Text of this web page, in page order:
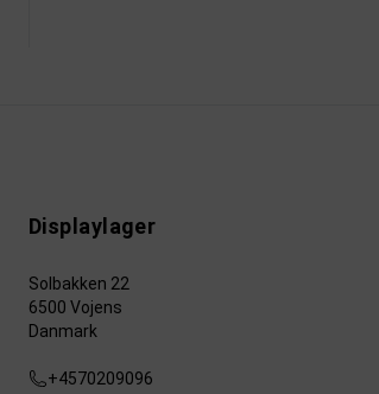
Displaylager
Solbakken 22
6500 Vojens
Danmark
+4570209096